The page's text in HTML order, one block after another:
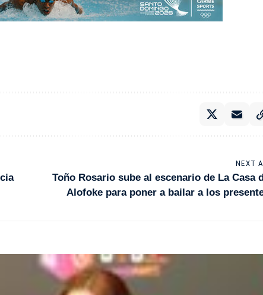
NEXT
Toño Rosario sube al escenario de La Casa
Alofoke para poner a bailar a los